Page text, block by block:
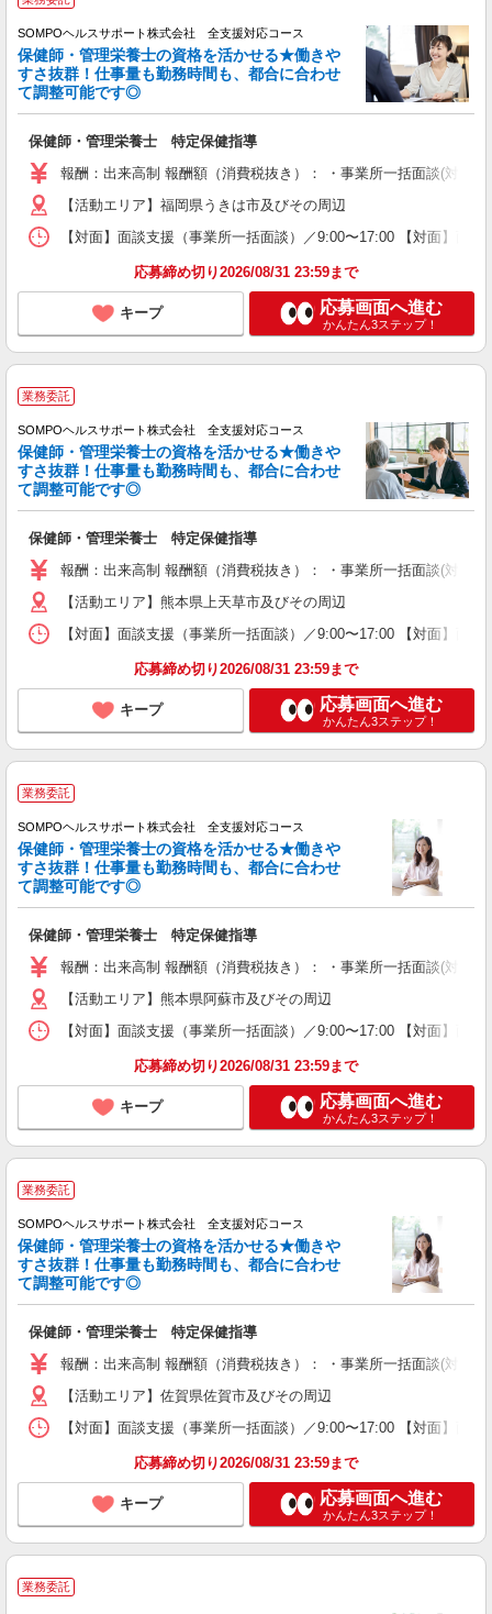
SOMPOヘルスサポート株式会社 全支援対応コース
保健師・管理栄養士の資格を活かせる★働きや
すさ抜群！仕事量も勤務時間も、都合に合わせ
て調整可能です◎
保健師・管理栄養士 特定保健指導
報酬：出来高制 報酬額（消費税抜き）： ・事業所一括面談(対
【活動エリア】福岡県うきは市及びその周辺
【対面】面談支援（事業所一括面談）／9:00〜17:00 【対面】面
応募締め切り2026/08/31 23:59まで
キープ 応募画面へ進む
かんたん3ステップ！
業務委託
SOMPOヘルスサポート株式会社 全支援対応コース
保健師・管理栄養士の資格を活かせる★働きや
すさ抜群！仕事量も勤務時間も、都合に合わせ
て調整可能です◎
保健師・管理栄養士 特定保健指導
報酬：出来高制 報酬額（消費税抜き）： ・事業所一括面談(対
【活動エリア】熊本県上天草市及びその周辺
【対面】面談支援（事業所一括面談）／9:00〜17:00 【対面】面
応募締め切り2026/08/31 23:59まで
キープ 応募画面へ進む
かんたん3ステップ！
業務委託
SOMPOヘルスサポート株式会社 全支援対応コース
保健師・管理栄養士の資格を活かせる★働きや
すさ抜群！仕事量も勤務時間も、都合に合わせ
て調整可能です◎
保健師・管理栄養士 特定保健指導
報酬：出来高制 報酬額（消費税抜き）： ・事業所一括面談(対
【活動エリア】熊本県阿蘇市及びその周辺
【対面】面談支援（事業所一括面談）／9:00〜17:00 【対面】面
応募締め切り2026/08/31 23:59まで
キープ 応募画面へ進む
かんたん3ステップ！
業務委託
SOMPOヘルスサポート株式会社 全支援対応コース
保健師・管理栄養士の資格を活かせる★働きや
すさ抜群！仕事量も勤務時間も、都合に合わせ
て調整可能です◎
保健師・管理栄養士 特定保健指導
報酬：出来高制 報酬額（消費税抜き）： ・事業所一括面談(対
【活動エリア】佐賀県佐賀市及びその周辺
【対面】面談支援（事業所一括面談）／9:00〜17:00 【対面】面
応募締め切り2026/08/31 23:59まで
キープ 応募画面へ進む
かんたん3ステップ！
業務委託